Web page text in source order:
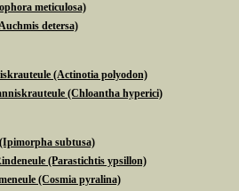
meticulosa)
detersa)
(Actinotia polyodon)
(Chloantha hyperici)
subtusa)
(Parastichtis ypsillon)
(Cosmia pyralina)